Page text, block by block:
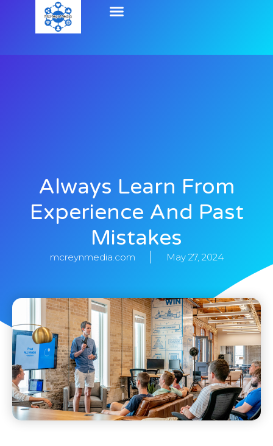
Always Learn From
Experience And Past
Mistakes
mcreynmedia.com May 27, 2024